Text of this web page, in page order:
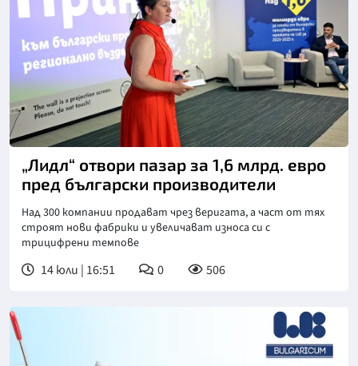
„Лидл“ отвори пазар за 1,6 млрд. евро
пред български производители
Над 300 компании продават чрез веригата, а част от тях
строят нови фабрики и увеличават износа си с
трицифрени темпове
14 юли | 16:51 0 506